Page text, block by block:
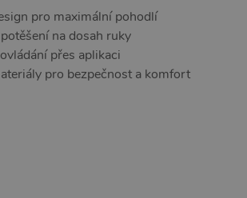
pro maximální pohodlí
na dosah ruky
přes aplikaci
pro bezpečnost a komfort